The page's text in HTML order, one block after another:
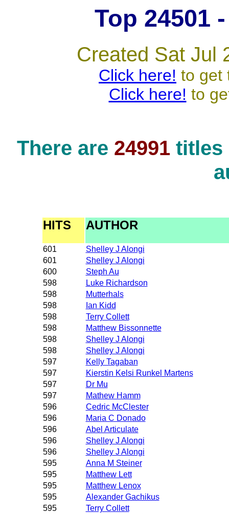
Top 24501
Created Sat Jul
Click here! to get
Click here! to
There are 24991titles
HITS AUTHOR
601
Shelley J Alongi
601
Shelley J Alongi
600
Steph Au
598
Luke Richardson
598
Mutterhals
598
Ian Kidd
598
Terry Collett
598
Matthew Bissonnette
598
Shelley J Alongi
598
Shelley J Alongi
597
Kelly Tagaban
597
Kierstin Kelsi Runkel Martens
597
Dr Mu
597
Mathew Hamm
596
Cedric McClester
596
Maria C Donado
596
Abel Articulate
596
Shelley J Alongi
596
Shelley J Alongi
595
Anna M Steiner
595
Matthew Lett
595
Matthew Lenox
595
Alexander Gachikus
595
Terry Collett